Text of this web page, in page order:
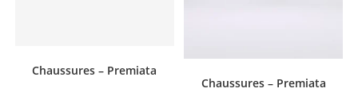
Chaussures – Premiata
Chaussures – Premiata